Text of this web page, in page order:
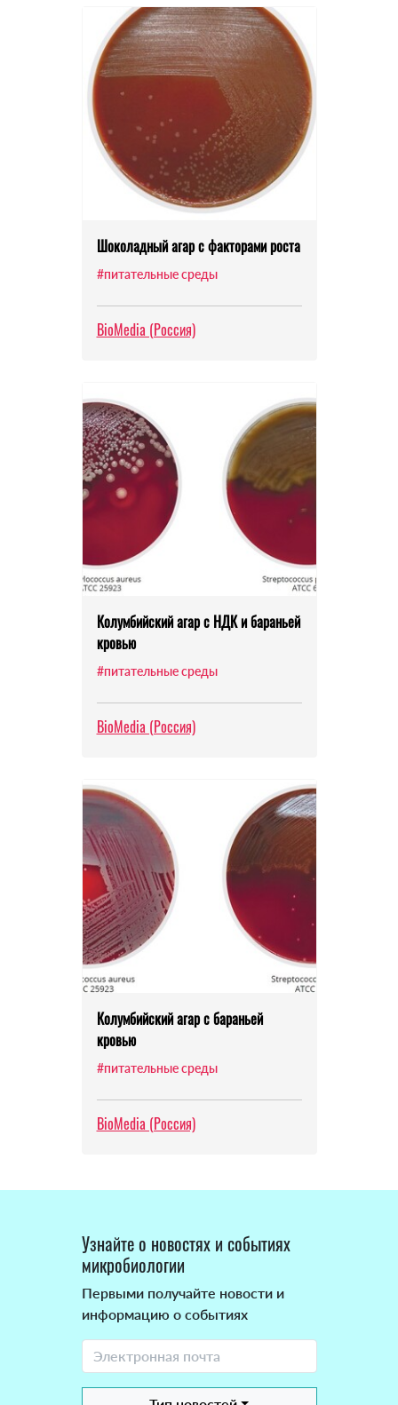
Шоколадный агар с факторами роста
#питательные среды
BioMedia (Россия)
Колумбийский агар с НДК и бараньей
кровью
#питательные среды
BioMedia (Россия)
Колумбийский агар с бараньей
кровью
#питательные среды
BioMedia (Россия)
Узнайте о новостях и событиях
микробиологии
Первыми получайте новости и
информацию о событиях